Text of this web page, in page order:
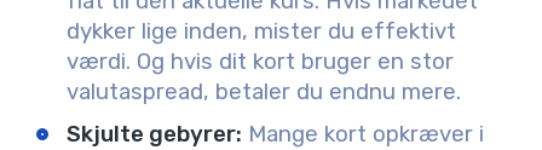
dykker lige inden, mister du effektivt
værdi. Og hvis dit kort bruger en stor
valutaspread, betaler du endnu mere.
Skjulte gebyrer: Mange kort opkræver i